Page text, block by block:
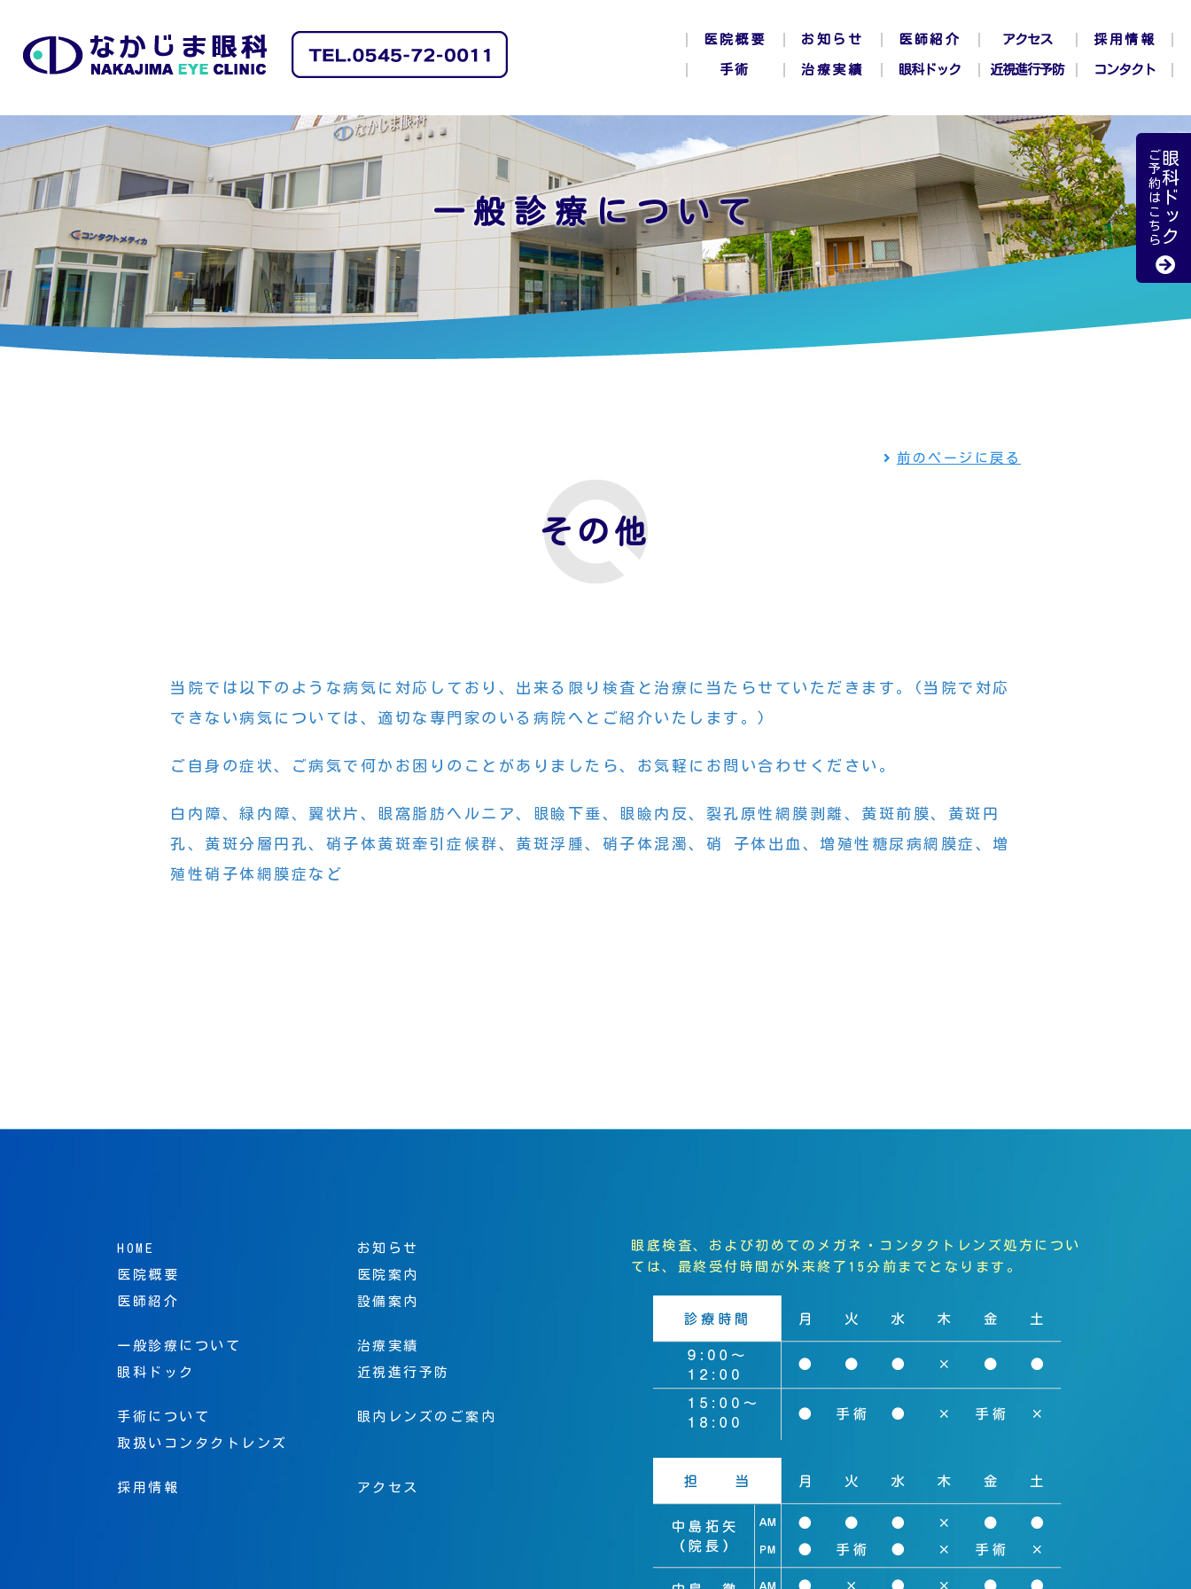
医院概要 お知らせ 医師紹介 アクセス 採用情報
手術 治療実績 眼科ドック 近視進行予防 コンタクト
一般診療について
前のページに戻る
その他
当院では以下のような病気に対応しており、出来る限り検査と治療に当たらせていただきます。(当院で対応
できない病気については、適切な専門家のいる病院へとご紹介いたします。)
ご自身の症状、ご病気で何かお困りのことがありましたら、お気軽にお問い合わせください。
白内障、緑内障、翼状片、眼窩脂肪ヘルニア、眼瞼下垂、眼瞼内反、裂孔原性網膜剥離、黄斑前膜、黄斑円
孔、黄斑分層円孔、硝子体黄斑牽引症候群、黄斑浮腫、硝子体混濁、硝 子体出血、増殖性糖尿病網膜症、増
殖性硝子体網膜症など
HOME
お知らせ
医院概要
医院案内
医師紹介
設備案内
一般診療について
治療実績
眼科ドック
近視進行予防
手術について
眼内レンズのご案内
取扱いコンタクトレンズ
採用情報 アクセス
眼底検査、および初めてのメガネ・コンタクトレンズ処方につい
ては、最終受付時間が外来終了15分前までとなります。
ご予約はこちら眼科ドック